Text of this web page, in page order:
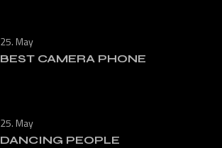
25. May
BEST CAMERA PHONE
25. May
DANCING PEOPLE